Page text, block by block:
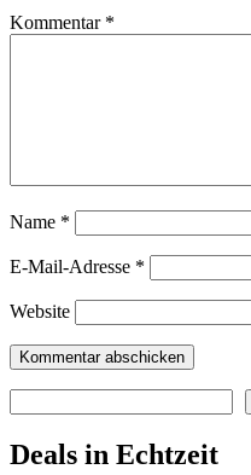
Kommentar *
Name *
E-Mail-Adresse *
Website
Deals in Echtzeit